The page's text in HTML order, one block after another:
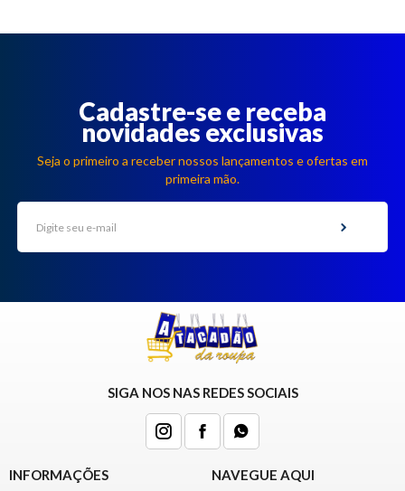
Cadastre-se e receba
novidades exclusivas
Seja o primeiro a receber nossos lançamentos e ofertas em
primeira mão.
SIGA NOS NAS REDES SOCIAIS
INFORMAÇÕES NAVEGUE AQUI